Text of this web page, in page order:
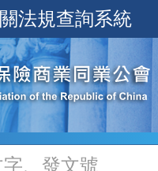
法規查詢系統